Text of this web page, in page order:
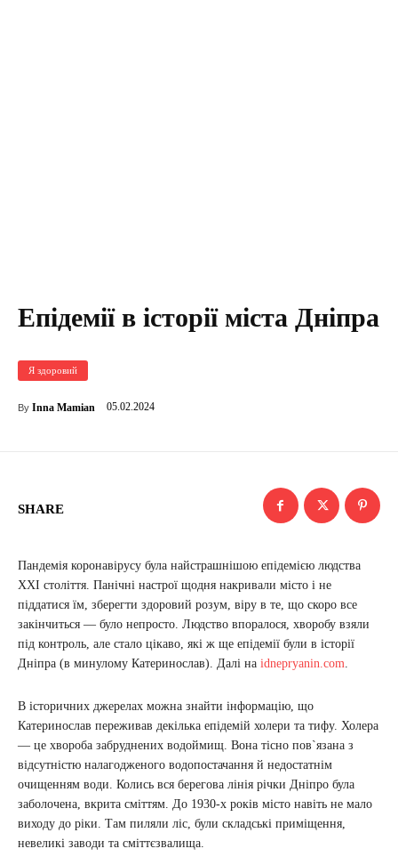
Епідемії в історії міста Дніпра
Я здоровий
By Inna Mamian 05.02.2024
SHARE
Пандемія коронавірусу була найстрашнішою епідемією людства
XXI століття. Панічні настрої щодня накривали місто і не
піддатися їм, зберегти здоровий розум, віру в те, що скоро все
закінчиться — було непросто. Людство впоралося, хворобу взяли
під контроль, але стало цікаво, які ж ще епідемії були в історії
Дніпра (в минулому Катеринослав). Далі на idnepryanin.com.
В історичних джерелах можна знайти інформацію, що
Катеринослав переживав декілька епідемій холери та тифу. Холера
— це хвороба забруднених водоймищ. Вона тісно пов`язана з
відсутністю налагодженого водопостачання й недостатнім
очищенням води. Колись вся берегова лінія річки Дніпро була
заболочена, вкрита сміттям. До 1930-х років місто навіть не мало
виходу до ріки. Там пиляли ліс, були складські приміщення,
невеликі заводи та сміттєзвалища.